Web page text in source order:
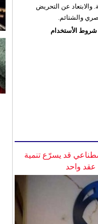
والابتعاد عن التحريض
والشتائم.
شروط الأستخدام
قد يسرّع تنمية
عقد واحد